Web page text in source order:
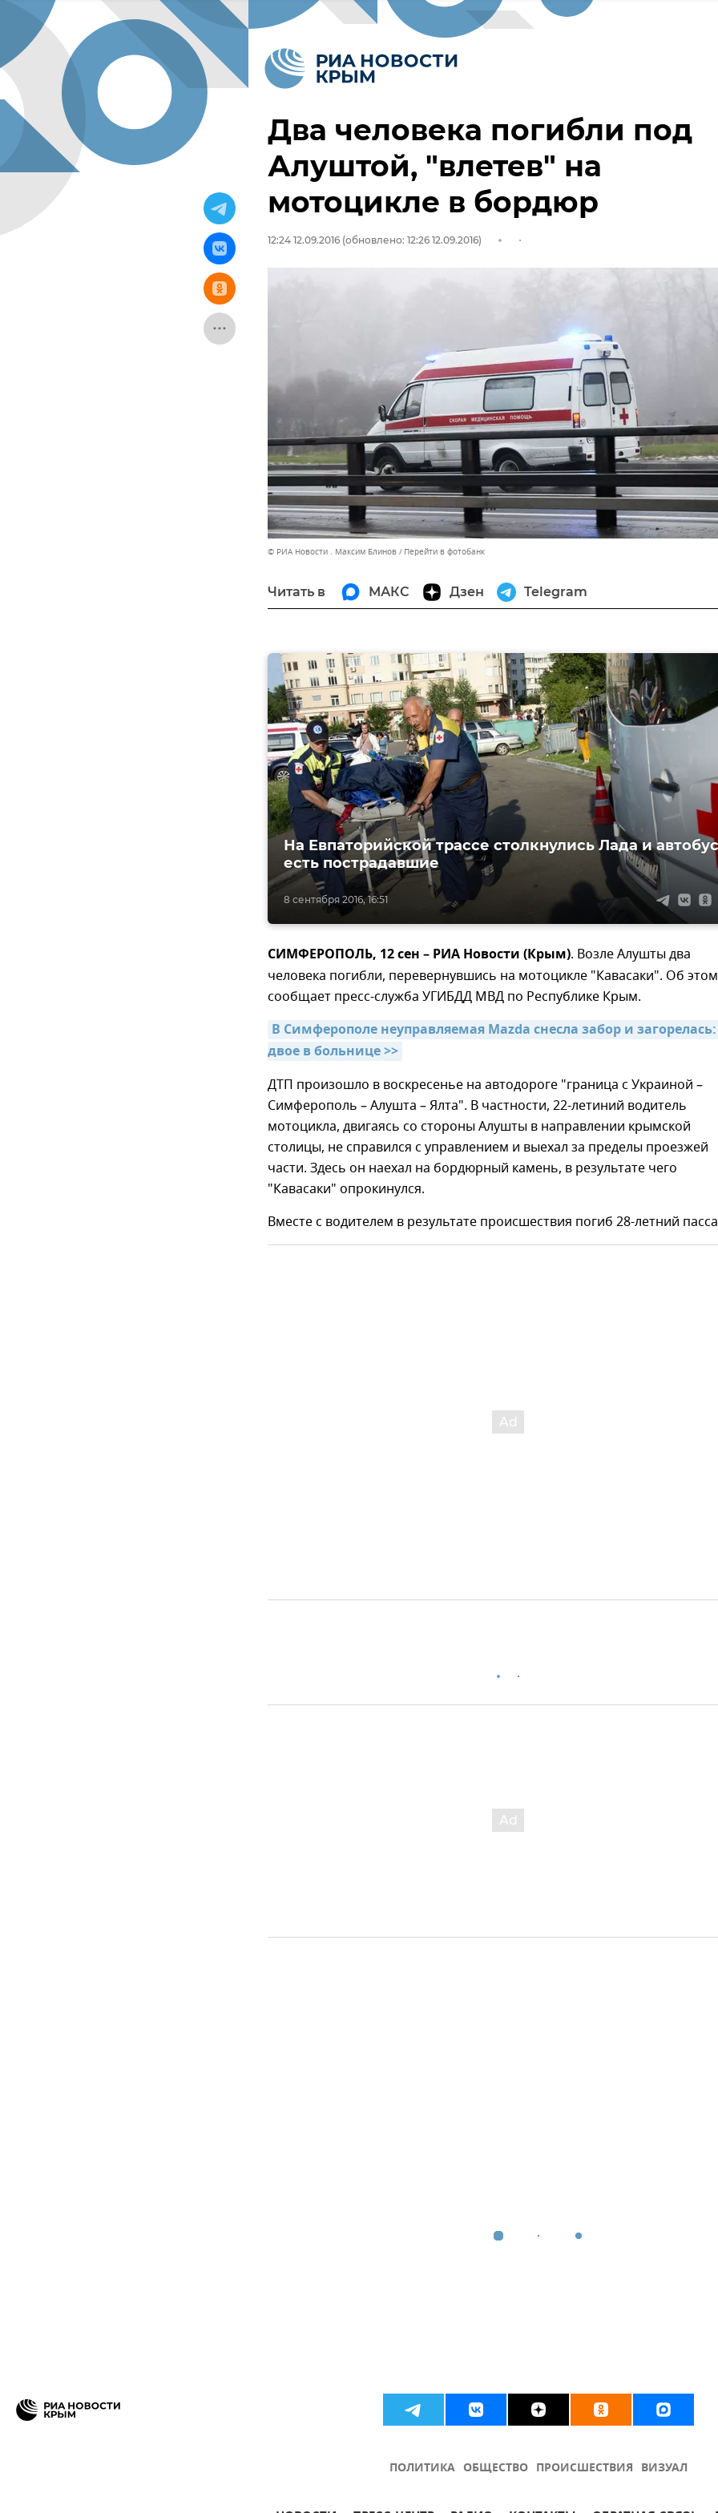
Два человека погибли под
Алуштой, "влетев" на
мотоцикле в бордюр
12:24 12.09.2016 (обновлено: 12:26 12.09.2016)
© РИА Новости . Максим Блинов Перейти в фотобанк
Читать в МАКС Дзен Telegram
8 сентября 2016, 16:51
На Евпаторийской трассе столкнулись Лада и
есть пострадавшие
СИМФЕРОПОЛЬ, 12 сен – РИА Новости (Крым). Возле Алушты два
человека погибли, перевернувшись на мотоцикле "Кавасаки". Об этом
сообщает пресс-служба УГИБДД МВД по Республике Крым.
В Симферополе неуправляемая Mazda снесла забор и загорелась:
двое в больнице >>
ДТП произошло в воскресенье на автодороге "граница с Украиной –
Симферополь – Алушта – Ялта". В частности, 22-летиний водитель
мотоцикла, двигаясь со стороны Алушты в направлении крымской
столицы, не справился с управлением и выехал за пределы проезжей
части. Здесь он наехал на бордюрный камень, в результате чего
"Кавасаки" опрокинулся.
Вместе с водителем в результате происшествия погиб 28-летний
ПОЛИТИКА ОБЩЕСТВО ПРОИСШЕСТВИЯ ВИЗУАЛ